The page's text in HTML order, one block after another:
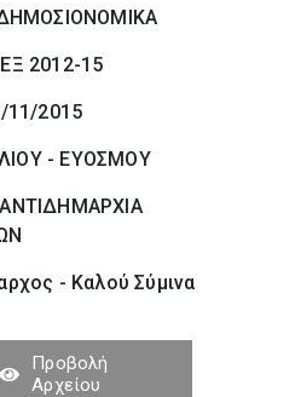
ΕΞ 2012-15
11/2015
- ΕΥΟΣΜΟΥ
ΑΝΤΙΔΗΜΑΡΧΙΑ
- Καλού Σύµινα
Προβολή
Αρχείου